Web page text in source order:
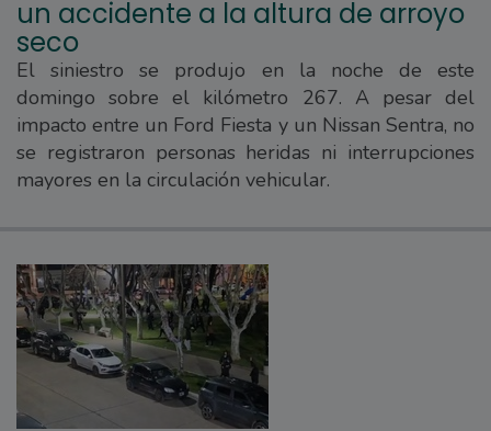
un accidente a la altura de arroyo
seco
El siniestro se produjo en la noche de este
domingo sobre el kilómetro 267. A pesar del
impacto entre un Ford Fiesta y un Nissan Sentra, no
se registraron personas heridas ni interrupciones
mayores en la circulación vehicular.